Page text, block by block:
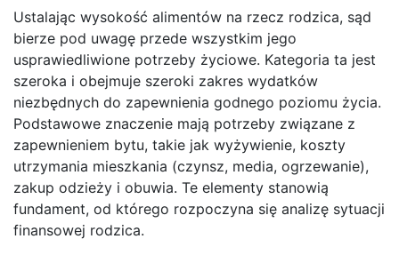
Ustalając wysokość alimentów na rzecz rodzica, sąd
bierze pod uwagę przede wszystkim jego
usprawiedliwione potrzeby życiowe. Kategoria ta jest
szeroka i obejmuje szeroki zakres wydatków
niezbędnych do zapewnienia godnego poziomu życia.
Podstawowe znaczenie mają potrzeby związane z
zapewnieniem bytu, takie jak wyżywienie, koszty
utrzymania mieszkania (czynsz, media, ogrzewanie),
zakup odzieży i obuwia. Te elementy stanowią
fundament, od którego rozpoczyna się analizę sytuacji
finansowej rodzica.